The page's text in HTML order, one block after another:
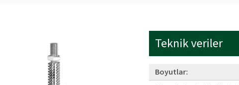
Teknik veriler
Boyutlar: